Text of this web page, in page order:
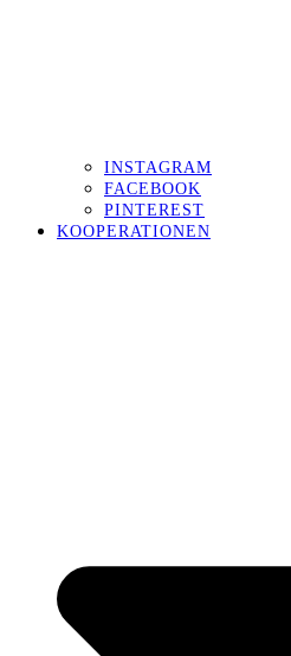
INSTAGRAM
FACEBOOK
PINTEREST
KOOPERATIONEN